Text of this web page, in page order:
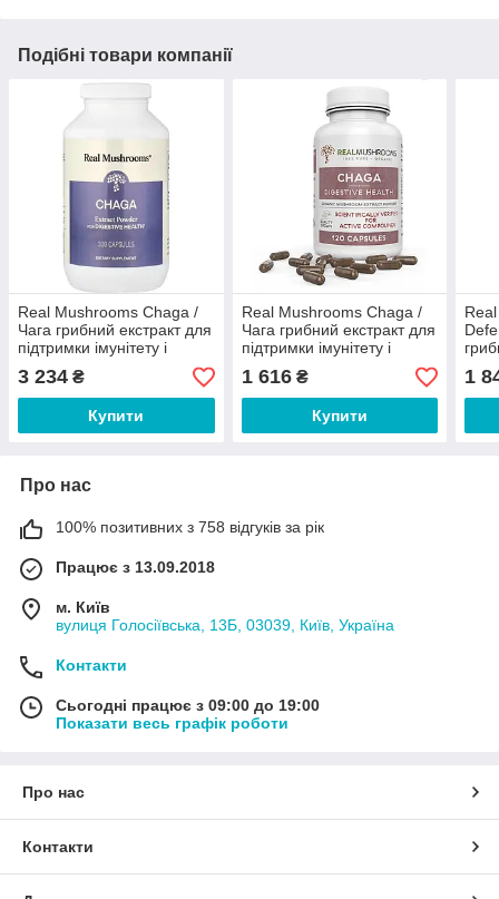
Подібні товари компанії
Real Mushrooms Chaga /
Чага грибний екстракт для
підтримки імунітету і
травлення 300 капсул
3 234 ₴
Купити
Real Mushrooms Chaga /
Чага грибний екстракт для
підтримки імунітету і
травлення 120 капсул
1 616₴
Купити
1
Про нас
100% позитивних з 758 відгуків за рік
Працює з 13.09.2018
м. Київ
вулиця Голосіївська, 13Б, 03039, Київ, Україна
Контакти
Сьогодні працює з 09:00 до 19:00
Показати весь графік роботи
Про нас
Контакти